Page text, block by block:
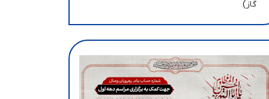
گاز)